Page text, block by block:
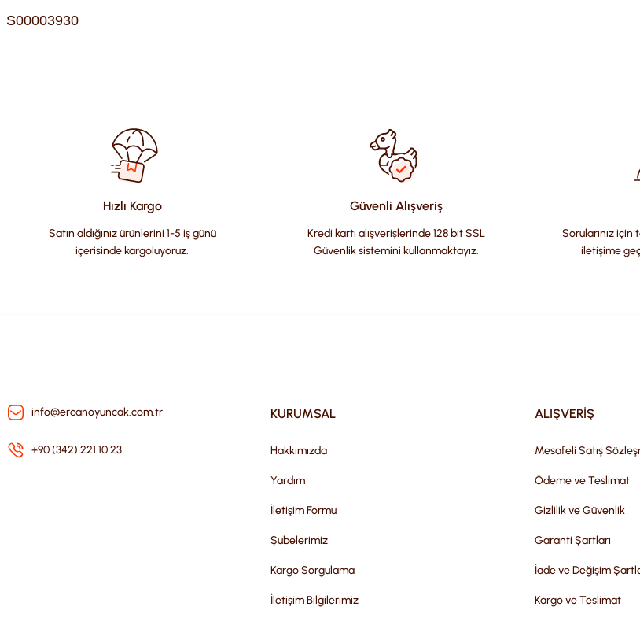
S00003930
Ürün resmi kalitesiz, bozuk veya görüntülenemiyor.
Ürün açıklamasında eksik bilgiler bulunuyor.
Ürün bilgilerinde hatalar bulunuyor.
Bu ürüne benzer farklı alternatifler olmalı.
Hızlı Kargo
Satın aldığınız ürünlerini 1-5 iş günü
içerisinde kargoluyoruz.
Güvenli Alışveriş
Kredi kartı alışverişlerinde 128 bit SSL
Güvenlik sistemini kullanmaktayız.
Sorularınız
iletişime
info@ercanoyuncak.com.tr
+90 (342) 221 10 23
KURUMSAL
Hakkımızda
Yardım
İletişim Formu
Şubelerimiz
Kargo Sorgulama
İletişim Bilgilerimiz
ALIŞVERİŞ
Mesafeli Satış
Ödeme ve Teslimat
Gizlilik ve Güvenlik
Garanti Şartları
İade ve Değişim
Kargo ve Teslimat